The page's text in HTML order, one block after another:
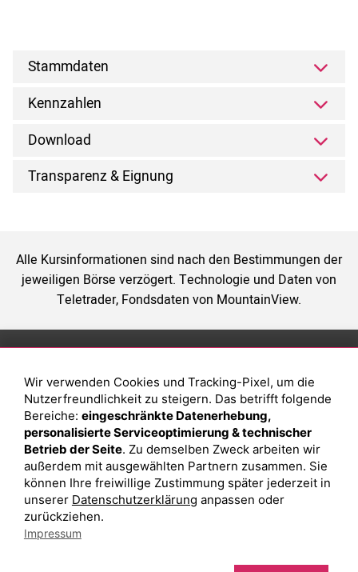
Stammdaten
Kennzahlen
Download
Transparenz & Eignung
Alle Kursinformationen sind nach den Bestimmungen der
jeweiligen Börse verzögert. Technologie und Daten von
Teletrader, Fondsdaten von MountainView.
Depot eröffnen
Depot vergleichen
Junior Depot
Top-Seller-Fonds
Top-Fonds
Fonds-Suche
Was sind sind ETFs?
Sparplan Vorteile
Was ist ein Fonds?
Wir verwenden Cookies und Tracking-Pixel, um die
Nutzerfreundlichkeit zu steigern. Das betrifft folgende
Bereiche: eingeschränkte Datenerhebung,
personalisierte Serviceoptimierung & technischer
Betrieb der Seite. Zu demselben Zweck arbeiten wir
außerdem mit ausgewählten Partnern zusammen. Sie
können Ihre freiwillige Zustimmung später jederzeit in
unserer Datenschutzerklärung anpassen oder
zurückziehen.
Impressum